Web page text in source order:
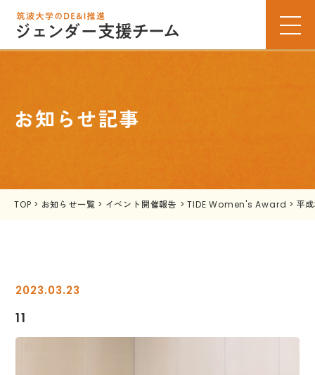
お知らせ記事
TOP > お知らせ一覧 > イベント開催報告 >TIDE Women's Award > 平
2023.03.23
11